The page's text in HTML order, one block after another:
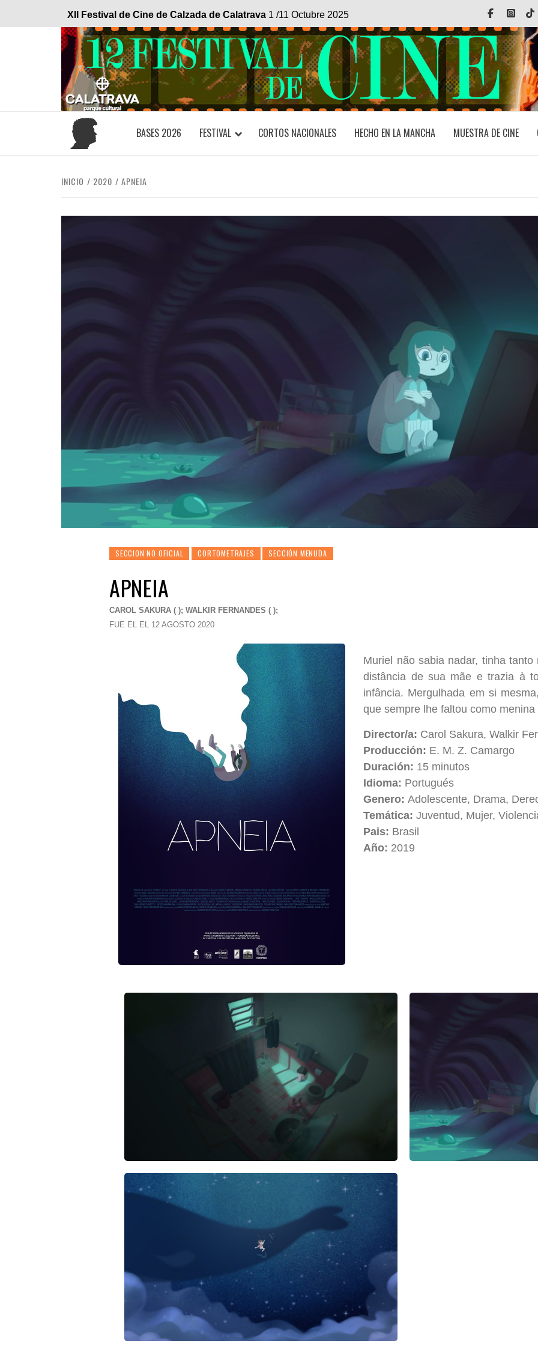
XII Festival de Cine de Calzada de Calatrava 1 /11 Octubre 2025 Facebook
BASES 2026 FESTIVAL CORTOS NACIONALES HECHO EN LA MANCHA MUESTRA DE CINE
INICIO 2020 APNEIA
SECCION NO OFICIAL CORTOMETRAJES SECCIÓN MENUDA
APNEIA
CAROL SAKURA ( ); WALKIR FERNANDES ( );
FUE EL EL 12 AGOSTO 2020
Muriel não sabia nadar, tinha
distância de sua mãe e trazia à
infância. Mergulhada em si
que sempre lhe faltou como menina
Director/a: Carol Sakura, Walkir
Producción: E. M. Z. Camargo
Duración: 15 minutos
Idioma: Portugués
Genero:Adolescente, Drama,
Temática:Juventud, Mujer,
Pais: Brasil
Año: 2019